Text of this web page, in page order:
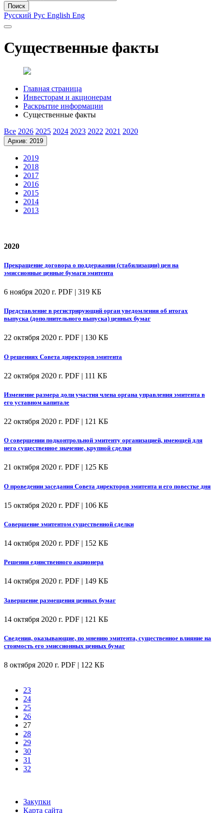
Поиск
Русский Рус English Eng
Существенные факты
Главная страница
Инвесторам и акционерам
Раскрытие информации
Существенные факты
Все 2026 2025 2024 2023 2022 2021 2020
Архив: 2019
2019
2018
2017
2016
2015
2014
2013
2020
Прекращение договора о поддержании (стабилизации) цен на
эмиссионные ценные бумаги эмитента
6 ноября 2020 г. PDF | 319 КБ
Представление в регистрирующий орган уведомления об итогах
выпуска (дополнительного выпуска) ценных бумаг
22 октября 2020 г. PDF | 130 КБ
О решениях Совета директоров эмитента
22 октября 2020 г. PDF | 111 КБ
Изменение размера доли участия члена органа управления эмитента в
его уставном капитале
22 октября 2020 г. PDF | 121 КБ
О совершении подконтрольной эмитенту организацией, имеющей для
него существенное значение, крупной сделки
21 октября 2020 г. PDF | 125 КБ
О проведении заседания Совета директоров эмитента и его повестке дня
15 октября 2020 г. PDF | 106 КБ
Совершение эмитентом существенной сделки
14 октября 2020 г. PDF | 152 КБ
Решения единственного акционера
14 октября 2020 г. PDF | 149 КБ
Завершение размещения ценных бумаг
14 октября 2020 г. PDF | 121 КБ
Сведения, оказывающие, по мнению эмитента, существенное влияние на
стоимость его эмиссионных ценных бумаг
8 октября 2020 г. PDF | 122 КБ
23
24
25
26
27
28
29
30
31
32
Закупки
Карта сайта